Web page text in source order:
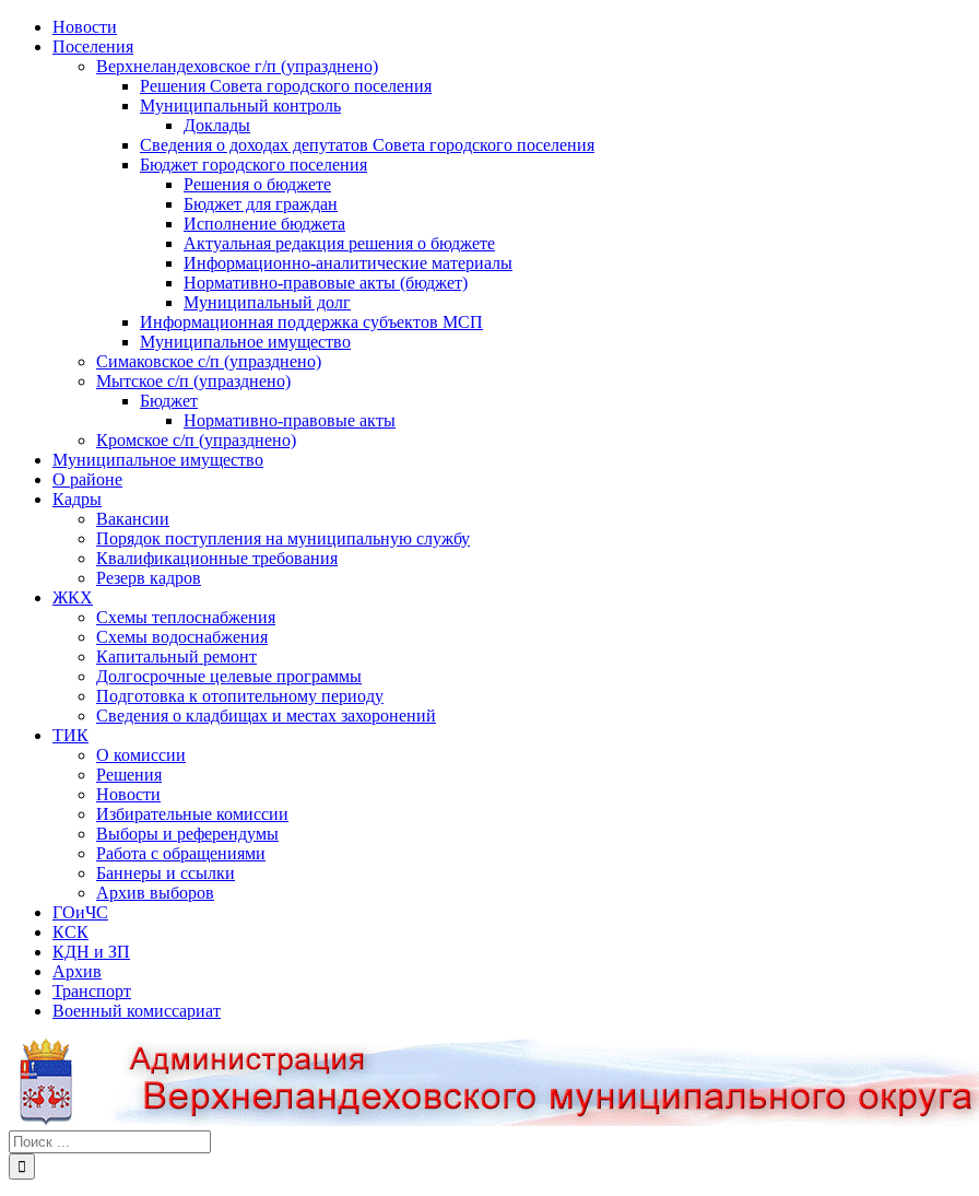
Skip
Новости
Поселения
Верхнеландеховское г/п (упразднено)
Решения Совета городского поселения
Муниципальный контроль
Доклады
Сведения о доходах депутатов Совета городского поселения
Бюджет городского поселения
Решения о бюджете
Бюджет для граждан
Исполнение бюджета
Актуальная редакция решения о бюджете
Информационно-аналитические материалы
Нормативно-правовые акты (бюджет)
Муниципальный долг
Информационная поддержка субъектов МСП
Муниципальное имущество
Симаковское с/п (упразднено)
Мытское с/п (упразднено)
Бюджет
Нормативно-правовые акты
Кромское с/п (упразднено)
Муниципальное имущество
О районе
Кадры
Вакансии
Порядок поступления на муниципальную службу
Квалификационные требования
Резерв кадров
ЖКХ
Схемы теплоснабжения
Схемы водоснабжения
Капитальный ремонт
Долгосрочные целевые программы
Подготовка к отопительному периоду
Сведения о кладбищах и местах захоронений
ТИК
О комиссии
Решения
Новости
Избирательные комиссии
Выборы и референдумы
Работа с обращениями
Баннеры и ссылки
Архив выборов
ГОиЧС
КСК
КДН и ЗП
Архив
Транспорт
Военный комиссариат
Результат
поиска: